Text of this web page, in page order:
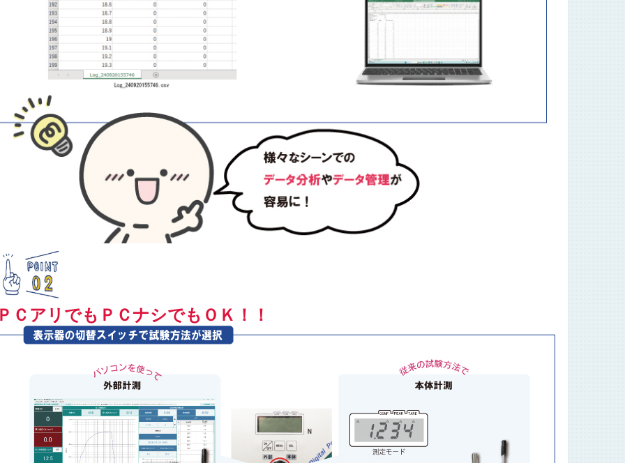
ＣアリでもＰＣナシでもＯＫ！！